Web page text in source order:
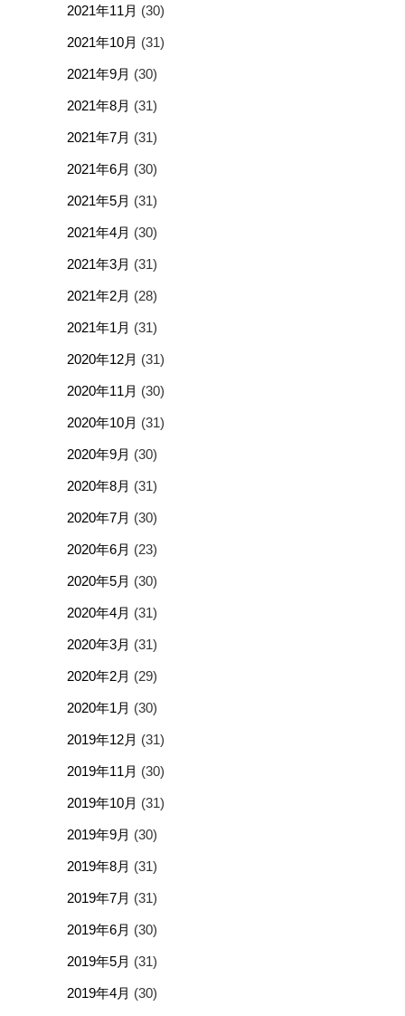
2021年11月 (30)
2021年10月 (31)
2021年9月 (30)
2021年8月 (31)
2021年7月 (31)
2021年6月 (30)
2021年5月 (31)
2021年4月 (30)
2021年3月 (31)
2021年2月 (28)
2021年1月 (31)
2020年12月 (31)
2020年11月 (30)
2020年10月 (31)
2020年9月 (30)
2020年8月 (31)
2020年7月 (30)
2020年6月 (23)
2020年5月 (30)
2020年4月 (31)
2020年3月 (31)
2020年2月 (29)
2020年1月 (30)
2019年12月 (31)
2019年11月 (30)
2019年10月 (31)
2019年9月 (30)
2019年8月 (31)
2019年7月 (31)
2019年6月 (30)
2019年5月 (31)
2019年4月 (30)